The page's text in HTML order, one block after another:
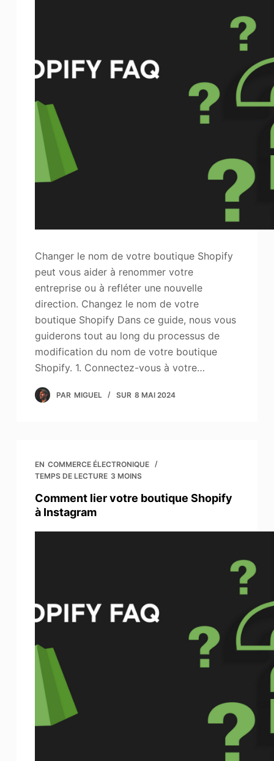
Changer le nom de votre boutique Shopify
peut vous aider à renommer votre
entreprise ou à refléter une nouvelle
direction. Changez le nom de votre
boutique Shopify Dans ce guide, nous vous
guiderons tout au long du processus de
modification du nom de votre boutique
Shopify. 1. Connectez-vous à votre…
PAR MIGUEL SUR 8 MAI 2024
EN COMMERCE ÉLECTRONIQUE
TEMPS DE LECTURE 3 MOINS
Comment lier votre boutique Shopify
à Instagram